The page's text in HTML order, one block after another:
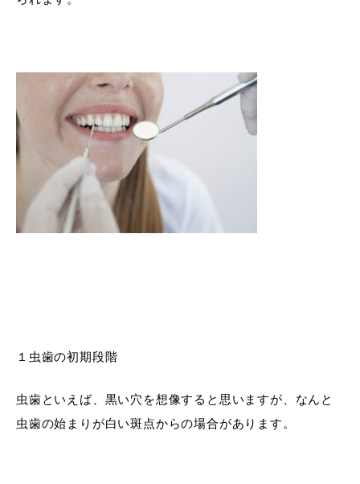
１虫歯の初期段階
虫歯といえば、黒い穴を想像すると思いますが、なんと
虫歯の始まりが白い斑点からの場合があります。